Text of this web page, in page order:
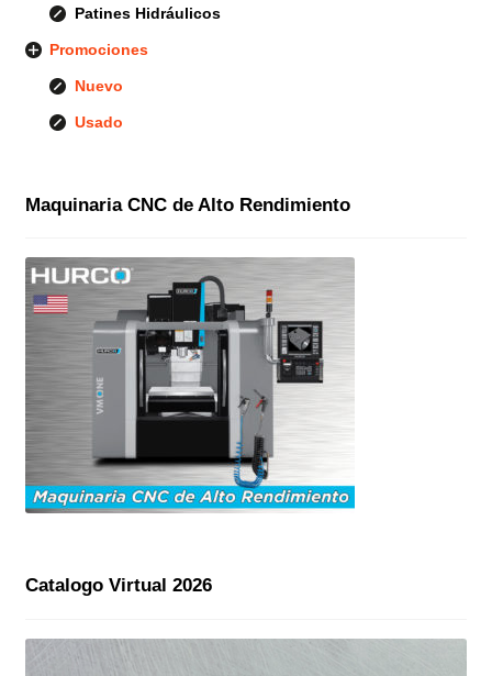
Patines Hidráulicos
Promociones
Nuevo
Usado
Maquinaria CNC de Alto Rendimiento
Catalogo Virtual 2026